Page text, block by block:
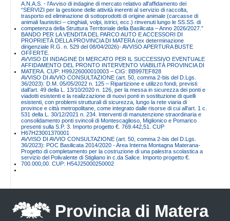
A.N.A.S. - l'Avviso di indagine di mercato relativo all'affidamento dei
“SERVIZI per la gestione delle attività inerenti al servizio di raccolta,
trasporto ed eliminazione di sottoprodotti di origine animale (carcasse di
animali faunistici – cinghiali, volpi, istrici, ecc.) rinvenuti lungo le SS.SS. di
competenza della Struttura Territoriale della Basilicata – Anno 2026/2027.”
BANDO PER LA VENDITA DEL PARCO AUTO E ACCESSORI DI
PROPRIETÀ DELLA PROVINCIA DI MATERA (ex determinazione
dirigenziale R.G. n. 529 del 08/04/2026)- AVVISO APERTURA BUSTE
OFFERTE.
AVVISO DI INDAGINE DI MERCATO PER IL SUCCESSIVO EVENTUALE
AFFIDAMENTO DEL PRONTO INTERVENTO VIABILITÀ PROVINCIA DI
MATERA. CUP: H99J26000010003 – CIG: BB997EF828
AVVISO DI AVVIO CONSULTAZIONE (art. 50, comma 2-bis del D.Lgs.
36/2023): D.M. 05/05/2022 n. 125 – Ripartizione e utilizzo fondi, previsti
dall’art. 49 della L. 13/10/2020 n. 126, per la messa in sicurezza dei ponti e
viadotti esistenti e la realizzazione di nuovi ponti in sostituzione di quelli
esistenti, con problemi strutturali di sicurezza, lungo la rete viaria di
province e città metropolitane, come integrato dalle risorse di cui all’art. 1 c.
531 della L. 30/12/2021 n. 234. Interventi di manutenzione straordinaria e
consolidamento ponti svincoli di Montescaglioso, Miglionico e Pomarico
presenti sulla S.P. 3. Importo progetto €. 769.442,51. CUP
H67H23001370001
AVVISO DI AVVIO CONSULTAZIONE (art. 50, comma 2-bis del D.Lgs.
36/2023): POC Basilicata 2014/2020 - Area Interna Montagna Materana-
Progetto di completamento per la costruzione di una palestra scolastica a
servizio del Polivalente di Stigliano in c.da Salice. Importo progetto €.
700.000,00. CUP: H54J25000250002
Provincia di Matera